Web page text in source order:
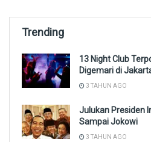
Trending
13 Night Club
Digemari di
3 TAHUN AGO
Julukan Presiden
Sampai Jokowi
3 TAHUN AGO